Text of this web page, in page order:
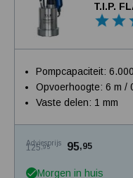
T.I.P.
Pompcapaciteit:
Opvoerhoogte: 6 m /
Vaste delen: 1 mm
Adviesprijs
125,95 95,95
Morgen in huis